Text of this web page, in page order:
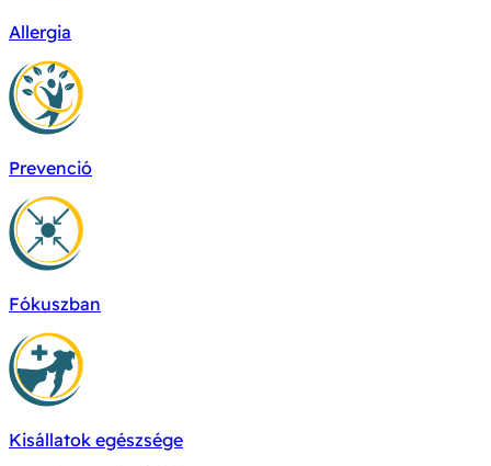
Allergia
Prevenció
Fókuszban
Kisállatok egészsége